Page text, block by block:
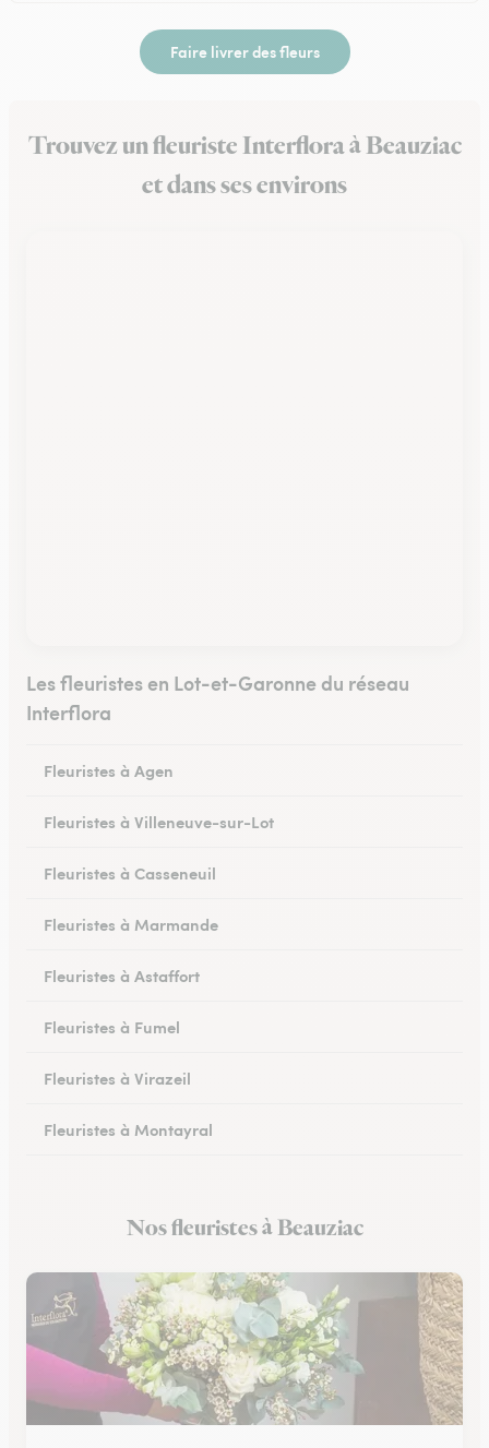
Faire livrer des fleurs
Trouvez un fleuriste Interflora à Beauziac
et dans ses environs
Les fleuristes en Lot-et-Garonne du réseau
Interflora
Fleuristes à Agen
Fleuristes à Villeneuve-sur-Lot
Fleuristes à Casseneuil
Fleuristes à Marmande
Fleuristes à Astaffort
Fleuristes à Fumel
Fleuristes à Virazeil
Fleuristes à Montayral
Fleuristes à Monflanquin
Nos fleuristes à Beauziac